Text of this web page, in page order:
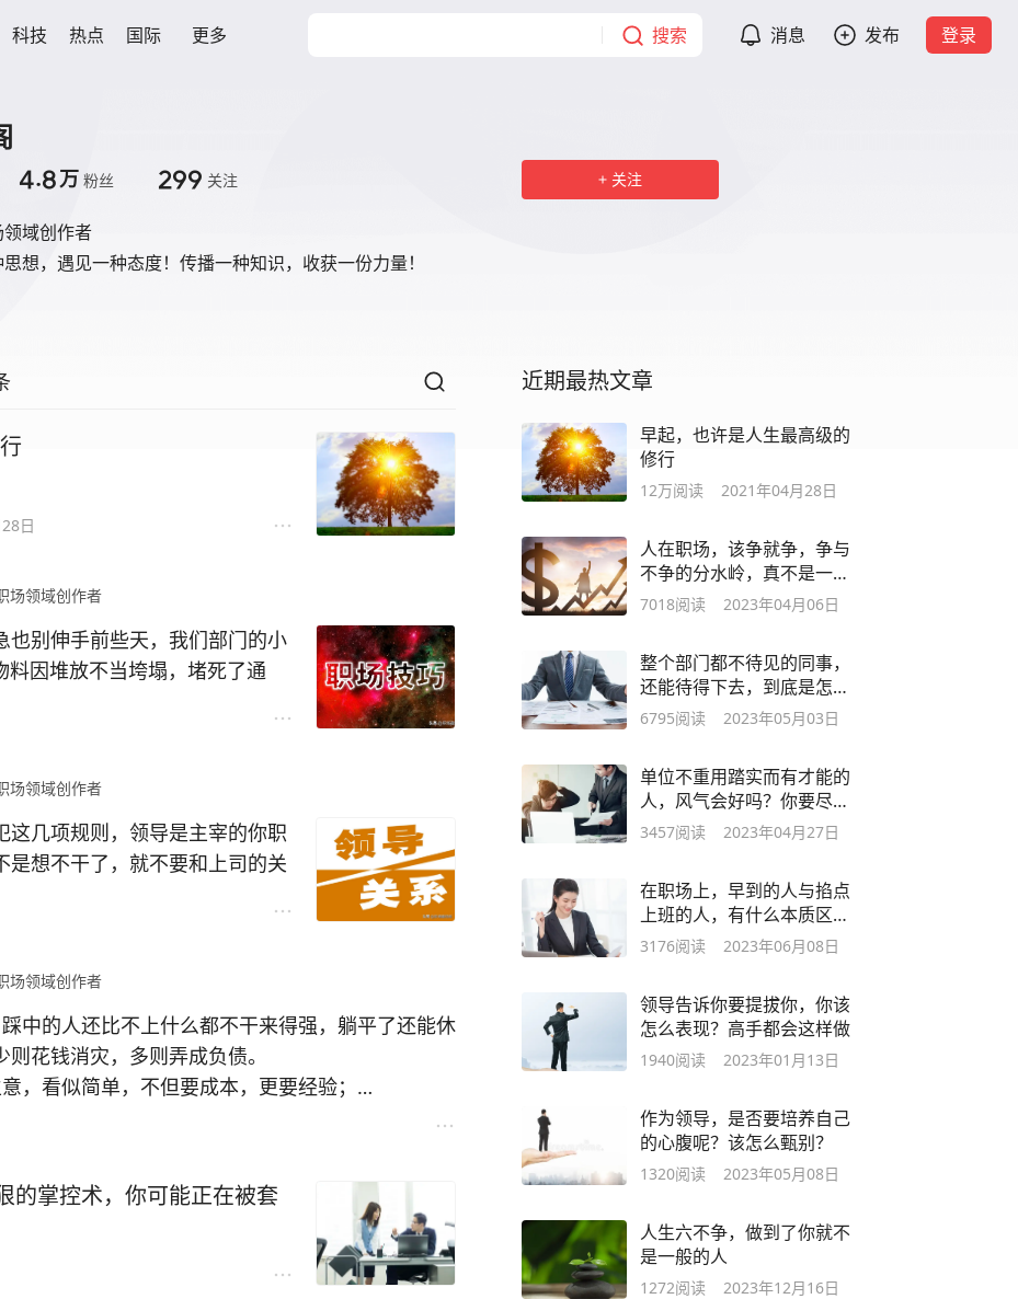
科技 热点 国际 更多 搜索 消息 发布 登录
4.8万 粉丝 299 关注
域创作者
想，遇见一种态度！传播一种知识，收获一份力量！
关注
日
场领域创作者
别伸手前些天，我们部门的小
因堆放不当垮塌，堵死了通
便让小 A 帮忙收拾散落的物
。
混料，公司今天就此事召开会
甩锅："那卡板物料是小 A 帮忙
祸。
样恶心。
事让她倍感憋屈。这也印证了职
欠佳的人，即便对方情况再紧
的善意很可能会成为对方转嫁责
场领域创作者
几项规则，领导是主宰的你职
想不干了，就不要和上司的关
导一无是处，那么差劲的人，
领导做的再怎么不对，你在大
最大挑战，他一定会记恨你。
无所不能，就轻视领导的存
，但如果可以用这个功劳让出
别论了，与领导沾边的功劳，
场领域创作者
中的人还比不上什么都不干来得强，躺平了还能休
花钱消灾，多则弄成负债。
，看似简单，不但要成本，更要经验；
伙，99.9%都会以失败告终；
求，最后也会挥泪离场。
的掌控术，你可能正在被套
近期最热文章
早起，也许是人生最高级的
修行
12万阅读 2021年04月28日
人在职场，该争就争，争与
不争的分水岭，真不是一般
的大
7018阅读 2023年04月06日
整个部门都不待见的同事，
还能待得下去，到底是怎么
想的？
6795阅读 2023年05月03日
单位不重用踏实而有才能的
人，风气会好吗？你要尽早
找好退路
3457阅读 2023年04月27日
在职场上，早到的人与掐点
上班的人，有什么本质区
别？
3176阅读 2023年06月08日
领导告诉你要提拔你，你该
怎么表现？高手都会这样做
1940阅读 2023年01月13日
作为领导，是否要培养自己
的心腹呢？该怎么甄别？
1320阅读 2023年05月08日
人生六不争，做到了你就不
是一般的人
1272阅读 2023年12月16日